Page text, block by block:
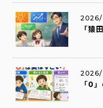
「猿
「0